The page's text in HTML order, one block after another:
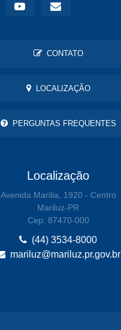
CONTATO
LOCALIZAÇÃO
PERGUNTAS FREQUENTES
Localização
Avenida Marilia, 1920 - Centro
Mariluz-PR
Cep: 87470-000
(44) 3534-8000
mariluz@mariluz.pr.gov.br